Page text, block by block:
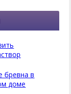
бревна в
доме